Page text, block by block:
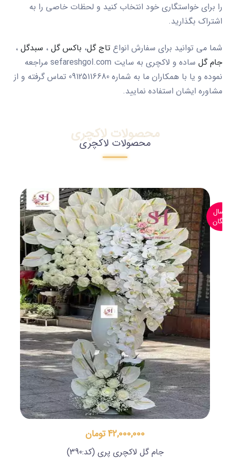
را برای خواستگاری خود انتخاب کنید و لحظات خاصی را به
اشتراک بگذارید.
شما می توانید برای سفارش انواع تاج گل، باکس گل ، سبدگل ،
جام گل
ساده و لاکچری به سایت sefareshgol.com مراجعه
نموده و یا با همکاران ما به شماره 09125116680 تماس گرفته و از
مشاوره ایشان استفاده نمایید.
محصولات لاکچری
محصولات لاکچری
ارسال
رایگان
42,000,000 تومان
جام گل لاکچری پری (کد:390)